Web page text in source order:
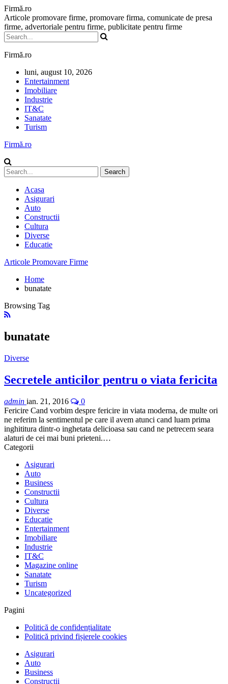
Firmă.ro
Articole promovare firme, promovare firma, comunicate de presa
firme, advertoriale pentru firme, publicitate pentru firme
Firmă.ro
luni, august 10, 2026
Entertainment
Imobiliare
Industrie
IT&C
Sanatate
Turism
Firmă.ro
Acasa
Asigurari
Auto
Constructii
Cultura
Diverse
Educatie
Articole Promovare Firme
Home
bunatate
Browsing Tag
bunatate
Diverse
Secretele anticilor pentru o viata fericita
admin ian. 21, 2016
0
Fericire Cand vorbim despre fericire in viata moderna, de multe ori
ne referim la sentimentul pe care il avem atunci cand luam prima
inghititura dintr-o inghetata delicioasa sau cand ne petrecem seara
alaturi de cei mai buni prieteni.…
Categorii
Asigurari
Auto
Business
Constructii
Cultura
Diverse
Educatie
Entertainment
Imobiliare
Industrie
IT&C
Magazine online
Sanatate
Turism
Uncategorized
Pagini
Politică de confidențialitate
Politică privind fișierele cookies
Asigurari
Auto
Business
Constructii